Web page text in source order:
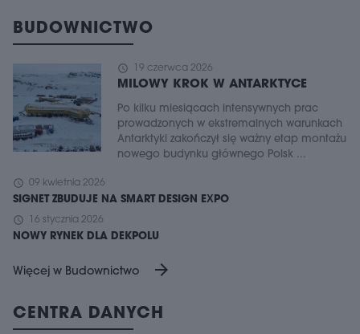
BUDOWNICTWO
schedule 19 czerwca 2026
MILOWY KROK W ANTARKTYCE
Po kilku miesiącach intensywnych prac
prowadzonych w ekstremalnych warunkach
Antarktyki zakończył się ważny etap montażu
nowego budynku głównego Polsk ...
schedule 09 kwietnia 2026
SIGNET ZBUDUJE NA SMART DESIGN EXPO
schedule 16 stycznia 2026
NOWY RYNEK DLA DEKPOLU
Więcej w Budownictwo arrow_forward
CENTRA DANYCH